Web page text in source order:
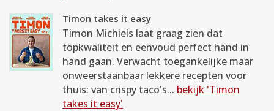
Timon takes it easy
Timon Michiels laat graag zien dat
topkwaliteit en eenvoud perfect hand in
hand gaan. Verwacht toegankelijke maar
onweerstaanbaar lekkere recepten voor
thuis: van crispy taco's... bekijk 'Timon
takes it easy'